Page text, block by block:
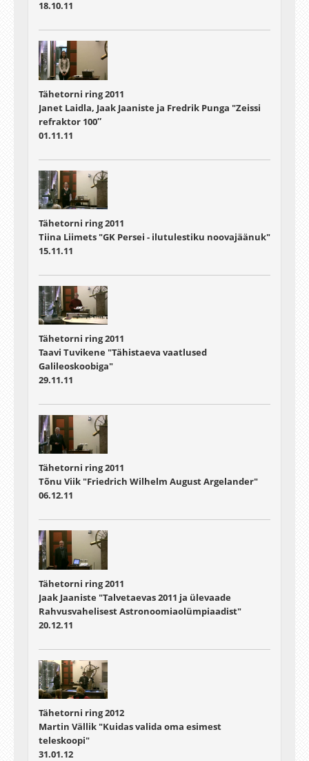
18.10.11
Tähetorni ring 2011
Janet Laidla, Jaak Jaaniste ja Fredrik Punga "Zeissi
refraktor 100″
01.11.11
Tähetorni ring 2011
Tiina Liimets "GK Persei - ilutulestiku noovajäänuk"
15.11.11
Tähetorni ring 2011
Taavi Tuvikene "Tähistaeva vaatlused
Galileoskoobiga"
29.11.11
Tähetorni ring 2011
Tõnu Viik "Friedrich Wilhelm August Argelander"
06.12.11
Tähetorni ring 2011
Jaak Jaaniste "Talvetaevas 2011 ja ülevaade
Rahvusvahelisest Astronoomiaolümpiaadist"
20.12.11
Tähetorni ring 2012
Martin Vällik "Kuidas valida oma esimest
teleskoopi"
31.01.12